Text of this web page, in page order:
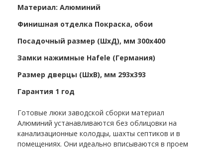
Материал: Алюминий
Финишная отделка Покраска, обои
Посадочный размер (ШхД), мм 300х400
Замки нажимные Hafele (Германия)
Размер дверцы (ШхВ), мм 293х393
Гарантия 1 год
Готовые люки заводской сборки материал
Алюминий устанавливаются без облицовки на
канализационные колодцы, шахты септиков и в
помещениях. Они идеально вписываются в проем